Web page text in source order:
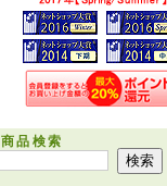
商品検索